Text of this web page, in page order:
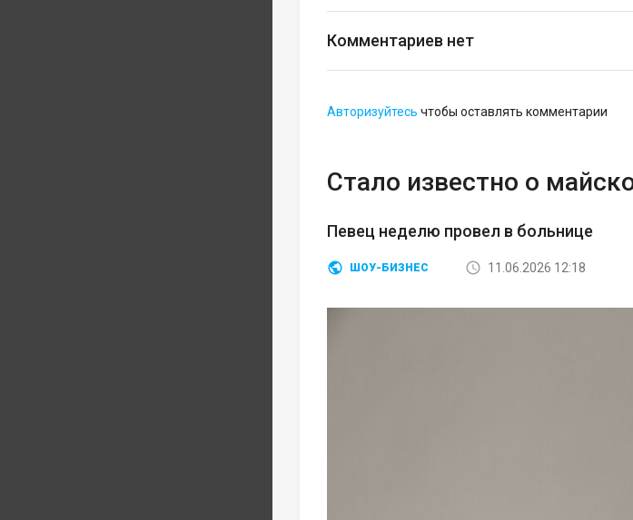
Комментариев нет
Авторизуйтесь чтобы оставлять комментарии
Стало известно о
Певец неделю провел в больнице
ШОУ-БИЗНЕС 11.06.2026 12:18